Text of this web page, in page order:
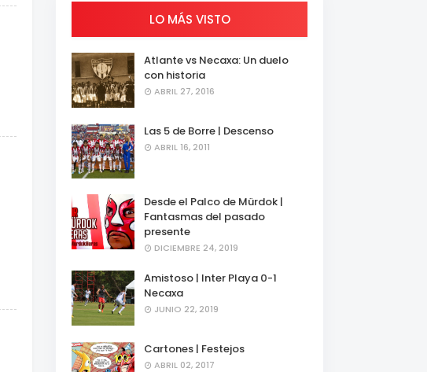
LO MÁS VISTO
Atlante vs Necaxa: Un duelo
con historia
ABRIL 27, 2016
Las 5 de Borre | Descenso
ABRIL 16, 2011
Desde el Palco de Mürdok |
Fantasmas del pasado
presente
DICIEMBRE 24, 2019
Amistoso | Inter Playa 0-1
Necaxa
JUNIO 22, 2019
Cartones | Festejos
ABRIL 02, 2017